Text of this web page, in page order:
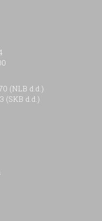
(NLB d.d.)
(SKB d.d.)